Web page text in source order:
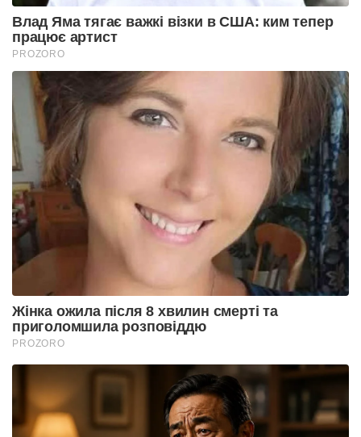
Влад Яма тягає важкі візки в США: ким тепер
працює артист
PROZORO
Жінка ожила після 8 хвилин смерті та
приголомшила розповіддю
PROZORO